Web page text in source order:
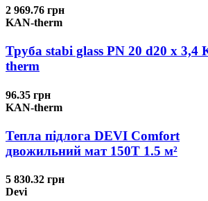
2 969.76 грн
KAN-therm
Труба stabi glass PN 20 d20 х 3,4
therm
96.35 грн
KAN-therm
Тепла підлога DEVI Comfort
двожильний мат 150T 1.5 м²
5 830.32 грн
Devi